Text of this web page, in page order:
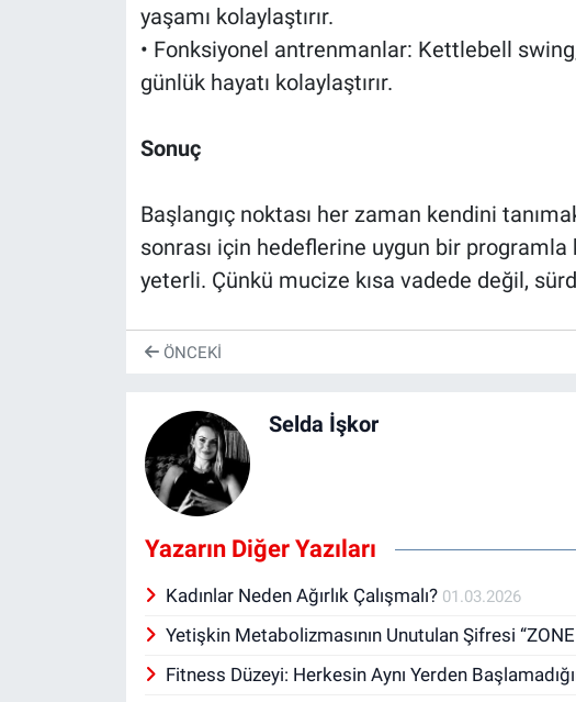
yaşamı kolaylaştırır.
• Fonksiyonel antrenmanlar: Kettlebell
günlük hayatı kolaylaştırır.
Sonuç
Başlangıç noktası her zaman kendini
sonrası için hedeflerine uygun bir
yeterli. Çünkü mucize kısa vadede değil,
ÖNCEKI
Selda İşkor
Yazarın Diğer Yazıları
Kadınlar Neden Ağırlık Çalışmalı? 01.03.2026
Yetişkin Metabolizmasının Unutulan Şifresi
Fitness Düzeyi: Herkesin Aynı Yerden